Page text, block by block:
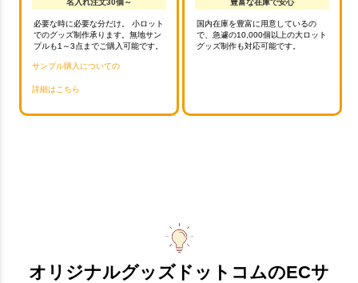
名入れ注文30個～
必要な時に必要な分だけ。 小ロット
でのグッズ制作承ります。無地サン
プルも1～3点までご購入可能です。
サンプル購入についての
詳細はこちら
豊富な在庫で安心
国内在庫を豊富に用意しているの
で、急遽の10,000個以上の大ロット
グッズ制作も対応可能です。
オリジナルグッズドットコムのECサ